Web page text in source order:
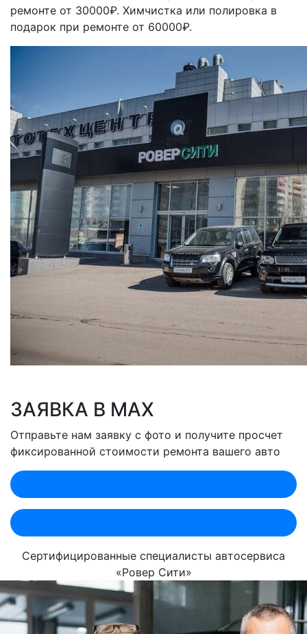
ремонте от 30000₽. Химчистка или полировка в
подарок при ремонте от 60000₽.
ЗАЯВКА В MAX
Отправьте нам заявку с фото и получите просчет
фиксированной стоимости ремонта вашего авто
Сертифицированные специалисты автосервиса
«Ровер Сити»